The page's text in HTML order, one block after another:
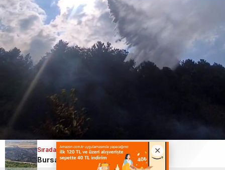
Sıradaki Haber
Bursa’da makilik alandaki yangında korkulan olmadı!